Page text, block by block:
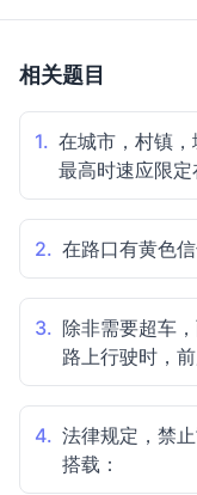
相关题目
1. 在城市，村镇，
最高时速应限定
2. 在路口有黄色
3. 除非需要超车
路上行驶时，
4. 法律规定，禁
搭载：